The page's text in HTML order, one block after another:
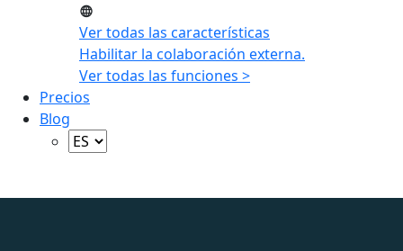
Ver todas las características
Habilitar la colaboración externa.
Ver todas las funciones >
Precios
Blog